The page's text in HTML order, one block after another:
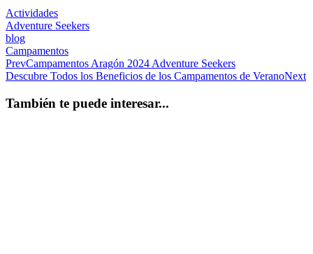
Actividades
Adventure Seekers
blog
Campamentos
PrevCampamentos Aragón 2024 Adventure Seekers
Descubre Todos los Beneficios de los Campamentos de VeranoNext
También te puede interesar...